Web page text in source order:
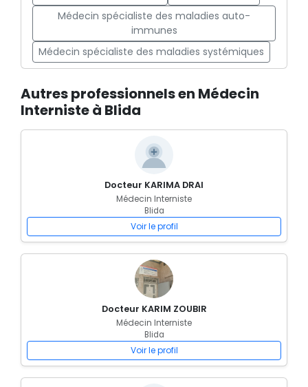
Médecin spécialiste des maladies auto-
immunes
Médecin spécialiste des maladies systémiques
Autres professionnels en Médecin
Interniste à Blida
Docteur KARIMA DRAI
Médecin Interniste
Blida
Voir le profil
Docteur KARIM ZOUBIR
Médecin Interniste
Blida
Voir le profil